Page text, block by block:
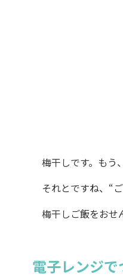
梅干しです。もう
それとですね、“ご
梅干しご飯をおせ
電子レンジ